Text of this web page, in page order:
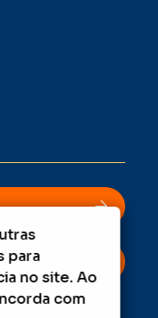
para
no site. Ao
com